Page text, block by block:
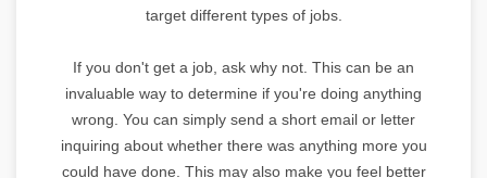
target different types of jobs.
If you don't get a job, ask why not. This can be an
invaluable way to determine if you're doing anything
wrong. You can simply send a short email or letter
inquiring about whether there was anything more you
could have done. This may also make you feel better